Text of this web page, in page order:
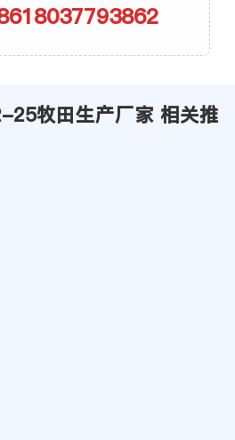
25牧田生产厂家 相关推